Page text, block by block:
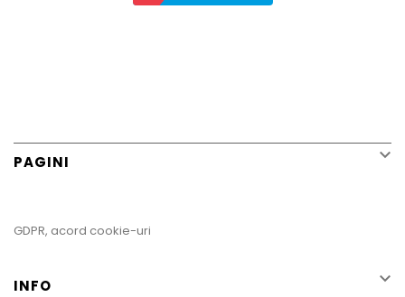
PAGINI 
GDPR, acord cookie-uri
INFO 